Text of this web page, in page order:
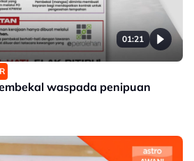
01:21
waspada penipuan